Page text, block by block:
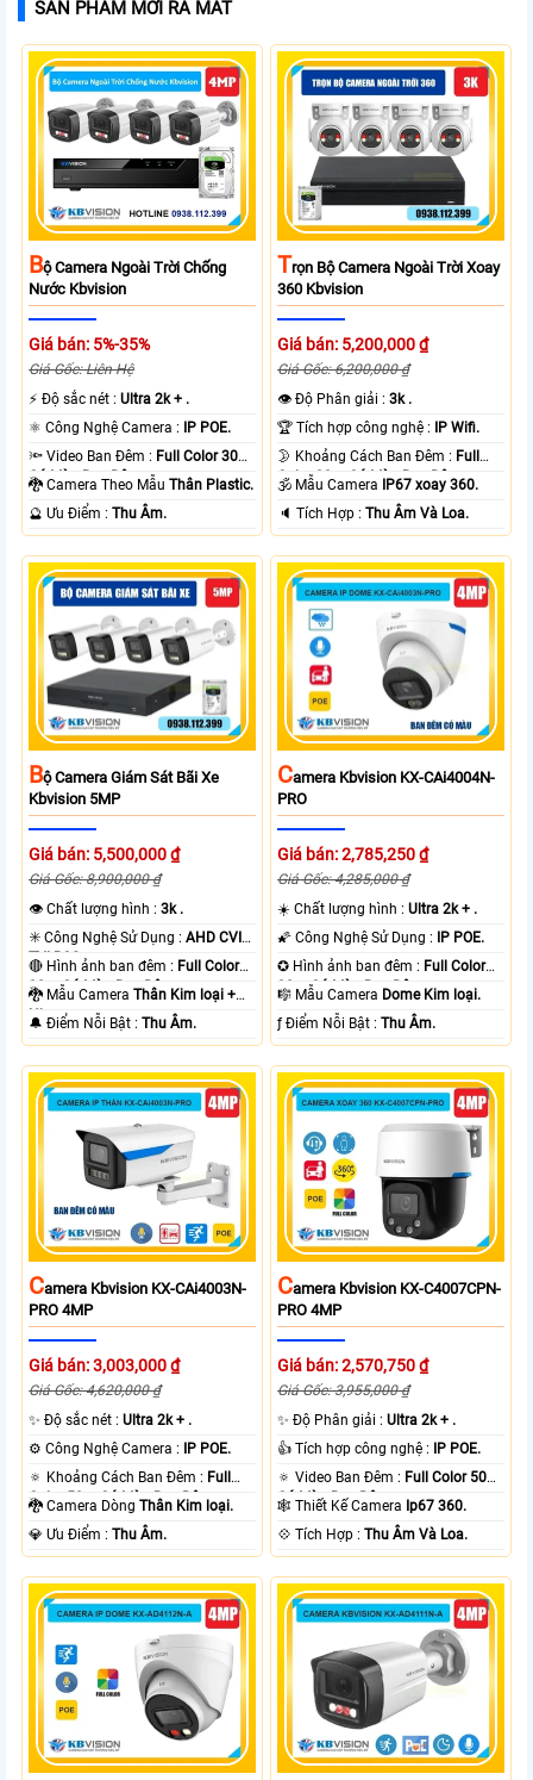
SẢN PHẨM MỚI RA MẮT
BỘ Camera Ngoài Trời Chống
Nước Kbvision
Giá bán: 5%-35%
Giá Gốc: Liên Hệ
️⚡ Độ sắc nét :Ultra 2k + .
⚛️ Công Nghệ Camera : IP POE.
🔦 Video Ban Đêm : Full Color 30m
Có Màu Ban Ðêm.
🐉️ Camera Theo MẫuThân Plastic.
️🔮 Ưu Điểm :Thu Âm.
TRọn Bộ Camera Ngoài Trời Xoay
360 Kbvision
Giá bán: 5,200,000 ₫
Giá Gốc: 6,200,000 ₫
👁 Độ Phân giải :3k .
🏆 Tích hợp công nghệ : IP Wifi.
🌛 Khoảng Cách Ban Đêm : Full
Color 30m Có Màu Ban Ðêm.
🕉️ Mẫu Camera IP67 xoay 360.
️🔈 Tích Hợp :Thu Âm Và Loa.
BỘ Camera Giám Sát Bãi Xe
Kbvision 5MP
Giá bán: 5,500,000 ₫
Giá Gốc: 8,900,000 ₫
👁 Chất lượng hình :3k .
✳️ Công Nghệ Sử Dụng :AHD CVI
TVI BCS.
🔴 Hình ảnh ban đêm : Full Color
80m Có Màu Ban Ðêm.
🐉️ Mẫu CameraThân Kim loại +
Nhựa.
️🔔 Điểm Nỗi Bật :Thu Âm.
CAmera Kbvision KX-CAi4004N-
PRO
Giá bán: 2,785,250 ₫
Giá Gốc: 4,285,000 ₫
☀️ Chất lượng hình :Ultra 2k + .
🌠 Công Nghệ Sử Dụng :
IP POE.
✪ Hình ảnh ban đêm : Full Color
30m Có Màu Ban Ðêm.
🎼️ Mẫu Camera Dome Kim loại.
️ƒ Điểm Nỗi Bật :Thu Âm.
CAmera Kbvision KX-CAi4003N-
PRO 4MP
Giá bán: 3,003,000 ₫
Giá Gốc: 4,620,000 ₫
✨ Độ sắc nét :Ultra 2k + .
⚙ Công Nghệ Camera :
IP POE.
🔅 Khoảng Cách Ban Đêm : Full
Color 50m Có Màu Ban Ðêm.
🐉️ Camera DòngThân Kim loại.
️💎 Ưu Điểm :Thu Âm.
CAmera Kbvision KX-C4007CPN-
PRO 4MP
Giá bán: 2,570,750 ₫
Giá Gốc: 3,955,000 ₫
✨ Độ Phân giải :Ultra 2k + .
👍 Tích hợp công nghệ :
IP POE.
🔅 Video Ban Đêm : Full Color 50m
Có Màu Ban Ðêm.
🕸️ Thiết Kế Camera Ip67 360.
️💠 Tích Hợp :Thu Âm Và Loa.